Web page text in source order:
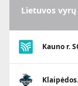
Lietuvos vyrų
Kauno r.
Klaipėdos